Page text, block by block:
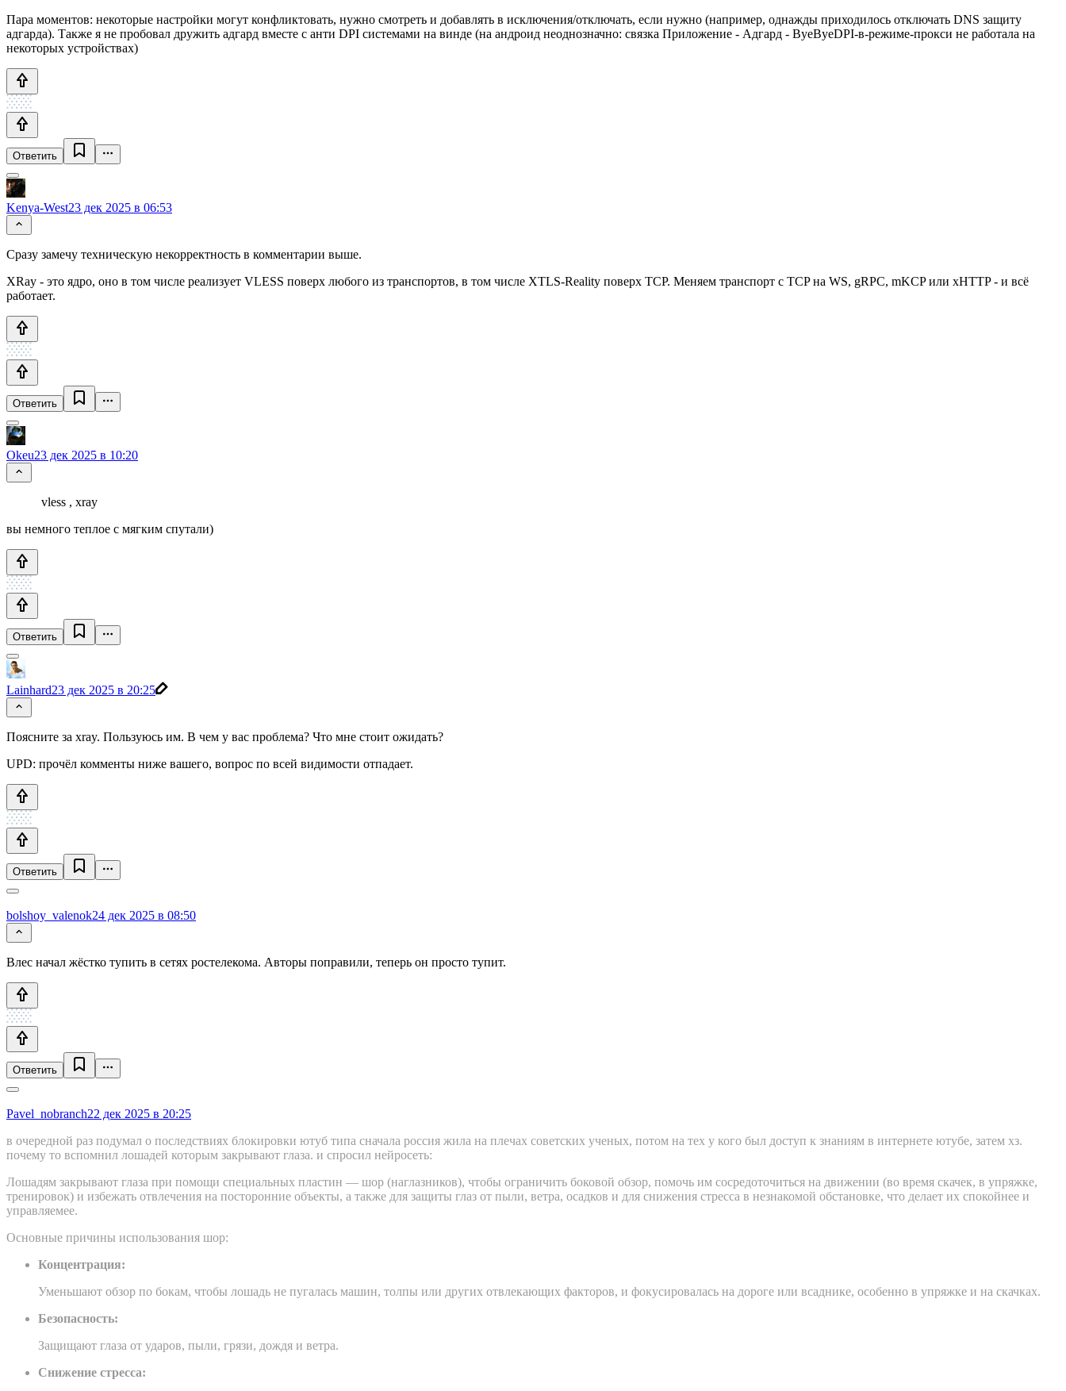
Пара моментов: некоторые настройки могут конфликтовать, нужно смотреть и добавлять в исключения/отключать, если нужно (например, однажды приходилось отключать DNS защиту
адгарда). Также я не пробовал дружить адгард вместе с анти DPI системами на винде (на андроид неоднозначно: связка Приложение - Адгард - ByeByeDPI-в-режиме-прокси не работала на
некоторых устройствах)
Ответить
Kenya-West23 дек 2025 в 06:53
Сразу замечу техническую некорректность в комментарии выше.
XRay - это ядро, оно в том числе реализует VLESS поверх любого из транспортов, в том числе XTLS-Reality поверх TCP. Меняем транспорт с TCP на WS, gRPC, mKCP или xHTTP - и всё
работает.
Ответить
Okeu23 дек 2025 в 10:20
vless , xray
вы немного теплое с мягким спутали)
Ответить
Lainhard23 дек 2025 в 20:25
Поясните за xray. Пользуюсь им. В чем у вас проблема? Что мне стоит ожидать?
UPD: прочёл комменты ниже вашего, вопрос по всей видимости отпадает.
Ответить
bolshoy_valenok24 дек 2025 в 08:50
Влес начал жёстко тупить в сетях ростелекома. Авторы поправили, теперь он просто тупит.
Ответить
Pavel_nobranch22 дек 2025 в 20:25
в очередной раз подумал о последствиях блокировки ютуб типа сначала россия жила на плечах советских ученых, потом на тех у кого был доступ к знаниям в интернете ютубе, затем хз.
почему то вспомнил лошадей которым закрывают глаза. и спросил нейросеть:
Лошадям закрывают глаза при помощи специальных пластин — шор (наглазников), чтобы ограничить боковой обзор, помочь им сосредоточиться на движении (во время скачек, в упряжке,
тренировок) и избежать отвлечения на посторонние объекты, а также для защиты глаз от пыли, ветра, осадков и для снижения стресса в незнакомой обстановке, что делает их спокойнее и
управляемее.
Основные причины использования шор:
Концентрация:
Уменьшают обзор по бокам, чтобы лошадь не пугалась машин, толпы или других отвлекающих факторов, и фокусировалась на дороге или всаднике, особенно в упряжке и на скачках.
Безопасность:
Защищают глаза от ударов, пыли, грязи, дождя и ветра.
Снижение стресса: